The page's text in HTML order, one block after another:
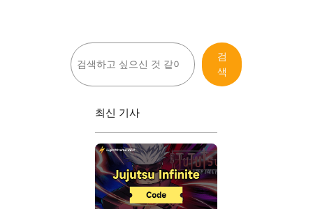
검
색
검
색
최신 기사